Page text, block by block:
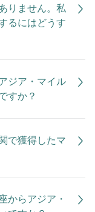
りません。私
るにはどうす
ジア・マイル
すか？
で獲得したマ
からアジア・